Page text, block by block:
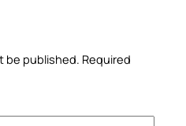
be published. Required